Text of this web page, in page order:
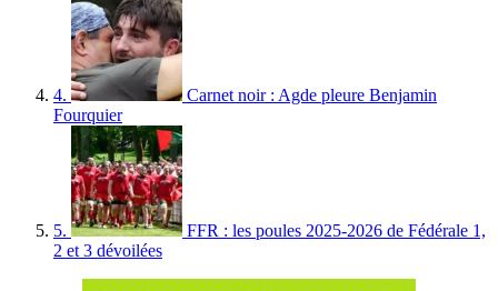
4.
Carnet noir : Agde pleure Benjamin
Fourquier
5.
FFR : les poules 2025-2026 de Fédérale 1,
2 et 3 dévoilées